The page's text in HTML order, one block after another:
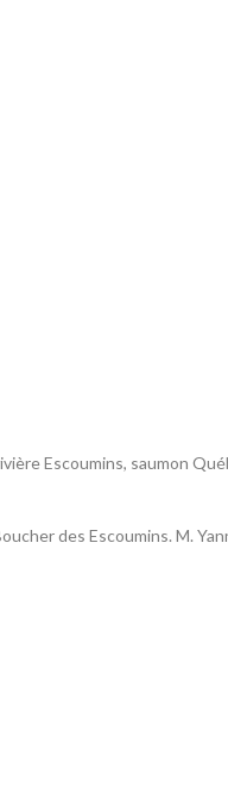
Escoumins, saumon
des Escoumins. M.